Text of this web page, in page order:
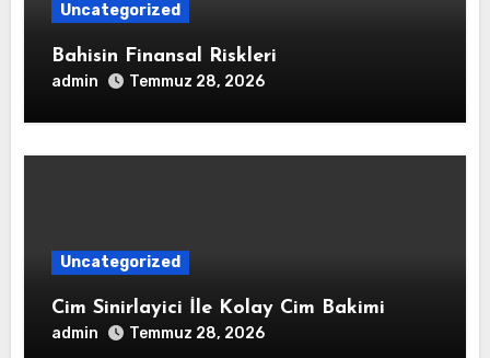
Uncategorized
Bahisin Finansal Riskleri
admin Temmuz 28, 2026
Uncategorized
Cim Sinirlayici İle Kolay Cim Bakimi
admin Temmuz 28, 2026